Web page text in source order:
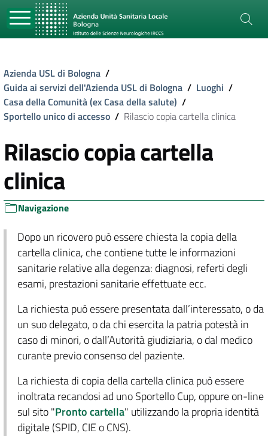
Azienda USL di Bologna /
Guida ai servizi dell'Azienda USL di Bologna / Luoghi /
Casa della Comunità (ex Casa della salute) /
Sportello unico di accesso / Rilascio copia cartella clinica
Rilascio copia cartella
clinica
Navigazione
Dopo un ricovero può essere chiesta la copia della
cartella clinica, che contiene tutte le informazioni
sanitarie relative alla degenza: diagnosi, referti degli
esami, prestazioni sanitarie effettuate ecc.
La richiesta può essere presentata dall’interessato, o da
un suo delegato, o da chi esercita la patria potestà in
caso di minori, o dall’Autorità giudiziaria, o dal medico
curante previo consenso del paziente.
La richiesta di copia della cartella clinica può essere
inoltrata recandosi ad uno Sportello Cup, oppure on-line
sul sito "Pronto cartella" utilizzando la propria identità
digitale (SPID, CIE o CNS).